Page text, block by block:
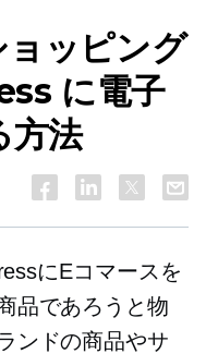
ッピング
に電子
方法
にEコマースを
品であろうと物
ンドの商品やサ